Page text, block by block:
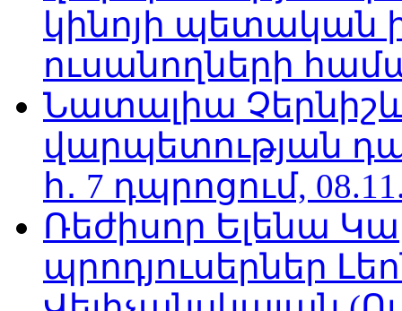
կինոյի պետական
ուսանողների
Նատալիա
վարպետության
հ․ 7 դպրոցում,
Ռեժիսոր Ելենա
պրոդյուսերներ